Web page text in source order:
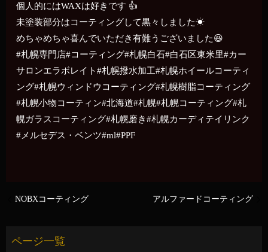
個人的にはWAXは好きです 👍
未塗装部分はコーティングして黒々しました☀
めちゃめちゃ喜んでいただき有難うございました😆
#札幌専門店#コーティング#札幌白石#白石区東米里#カー
サロンエラボレイト#札幌撥水加工#札幌ホイールコーティ
ング#札幌ウィンドウコーティング#札幌樹脂コーティング
#札幌小物コーティン#北海道#札幌#札幌コーティング#札
幌ガラスコーティング#札幌磨き#札幌カーディテイリンク
#メルセデス・ベンツ#ml#PPF
NOBXコーティング アルファードコーティング